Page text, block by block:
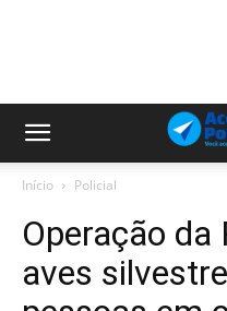
Início Policial
Operação
aves